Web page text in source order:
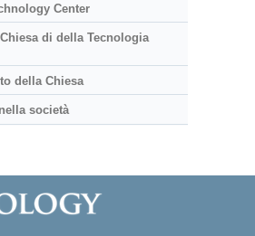
Center
di della Tecnologia
della Chiesa
società